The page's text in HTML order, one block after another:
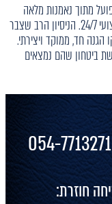
מתוך נאמנות מלאה
ללקוח, שמירה על דיסקרטיות מוחלטת, ומתן ליווי מקצועי 24/7. הניסיון הרב שצבר
הגנה חד, ממוקד ויצירתי.
ביטחון שהם נמצאים
חוזרת: